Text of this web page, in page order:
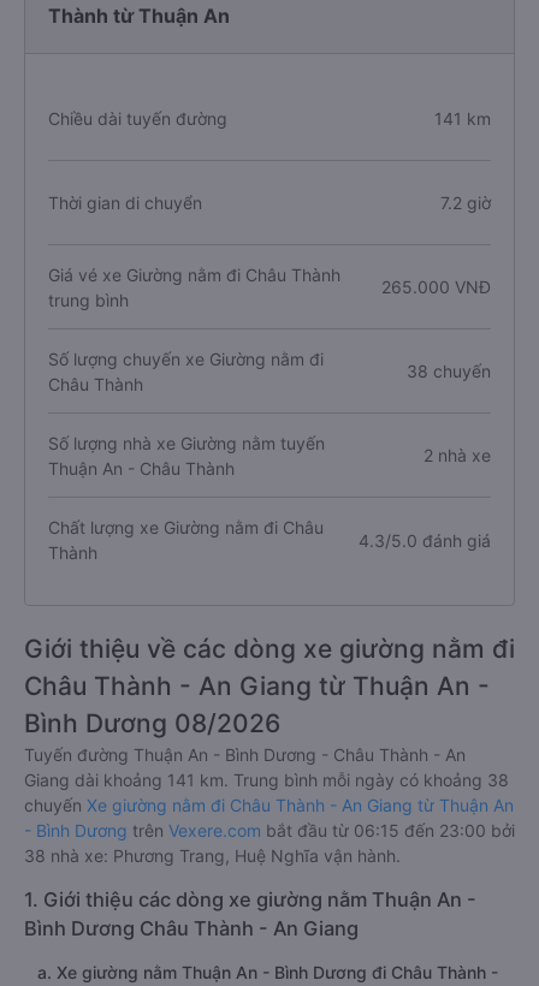
Thành từ Thuận An
Chiều dài tuyến đường 141 km
Thời gian di chuyển 7.2 giờ
Giá vé xe Giường nằm đi Châu Thành
trung bình
265.000 VNĐ
Số lượng chuyến xe Giường nằm đi
Châu Thành
38 chuyến
Số lượng nhà xe Giường nằm tuyến
Thuận An - Châu Thành
2 nhà xe
Chất lượng xe Giường nằm đi Châu
Thành
4.3/5.0 đánh giá
Giới thiệu về các dòng xe giường nằm đi
Châu Thành - An Giang từ Thuận An -
Bình Dương 08/2026
Tuyến đường Thuận An - Bình Dương - Châu Thành - An
Giang dài khoảng 141 km. Trung bình mỗi ngày có khoảng 38
chuyến Xe giường nằm đi Châu Thành - An Giang từ Thuận An
- Bình Dương trên Vexere.com bắt đầu từ 06:15 đến 23:00 bởi
38 nhà xe: Phương Trang, Huệ Nghĩa vận hành.
1. Giới thiệu các dòng xe giường nằm Thuận An -
Bình Dương Châu Thành - An Giang
a. Xe giường nằm Thuận An - Bình Dương đi Châu Thành -